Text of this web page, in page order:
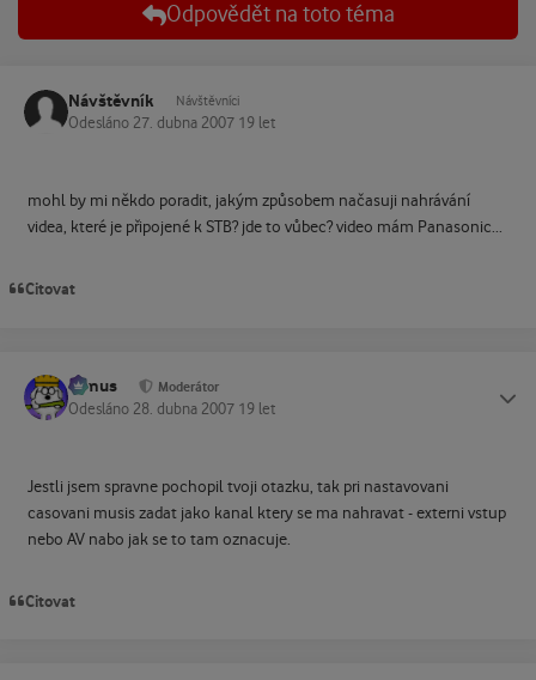
Odpovědět na toto téma
Návštěvník Návštěvníci
Odesláno 27. dubna 2007 19 let
mohl by mi někdo poradit, jakým způsobem načasuji nahrávání
videa, které je připojené k STB? jde to vůbec? video mám Panasonic...
Citovat
tomus Moderátor
Odesláno 28. dubna 2007 19 let
Jestli jsem spravne pochopil tvoji otazku, tak pri nastavovani
casovani musis zadat jako kanal ktery se ma nahravat - externi vstup
nebo AV nabo jak se to tam oznacuje.
Citovat